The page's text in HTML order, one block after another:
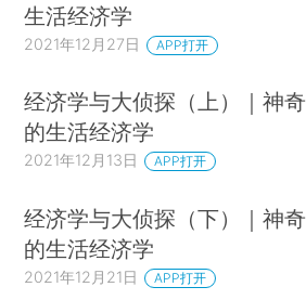
生活经济学
2021年12月27日 APP打开
经济学与大侦探（上）｜神奇
的生活经济学
2021年12月13日 APP打开
经济学与大侦探（下）｜神奇
的生活经济学
2021年12月21日 APP打开